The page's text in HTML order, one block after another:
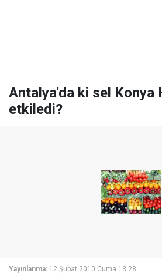
Antalya'da ki sel Konya
etkiledi?
Yayınlanma: 12 Şubat 2010 Cuma 13:28